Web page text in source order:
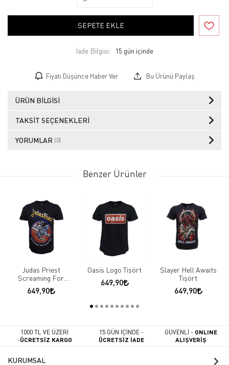
SEPETE EKLE
İade Bilgisi:
Fiyatı Düşünce Haber Ver Bu Ürünü Paylaş
ÜRÜN BILGISI
TAKSIT SEÇENEKLERI
YORUMLAR (0)
Benzer Ürünler
Judas Priest
Screaming For
Vengeance Tişört
649,90
Oasis Logo Tişört
649,90
Slayer Hell Awaits
Tişört
649,90
1000 TL VE ÜZERİ
-ÜCRETSİZ KARGO
15 GÜN İÇİNDE -
ÜCRETSİZ İADE
GÜVENLİ - ONLINE
ALIŞVERİŞ
KURUMSAL